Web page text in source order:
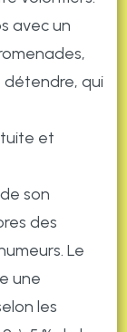
avec un
qui
et
son
des
Le
une
les